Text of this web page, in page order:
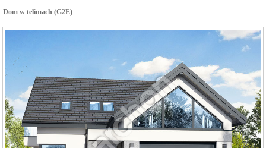
Dom w telimach (G2E)